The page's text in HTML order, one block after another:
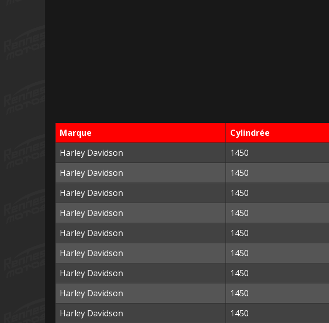
Marque Cylindrée
Harley Davidson
1450
Harley Davidson
1450
Harley Davidson
1450
Harley Davidson
1450
Harley Davidson
1450
Harley Davidson
1450
Harley Davidson
1450
Harley Davidson
1450
Harley Davidson
1450